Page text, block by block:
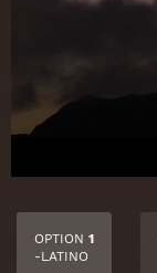
OPTION 1
-LATINO